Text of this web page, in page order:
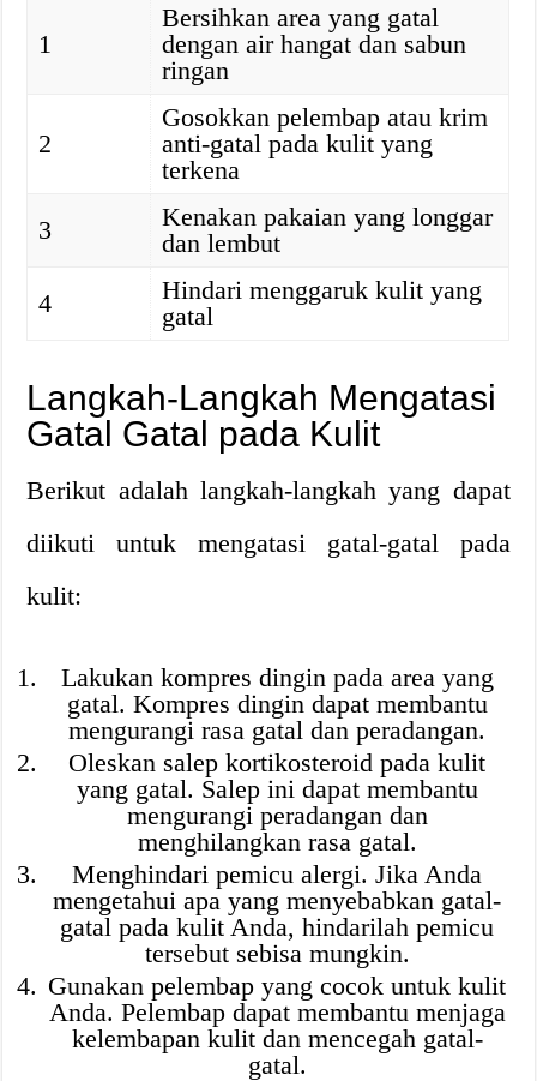
1
Bersihkan area yang gatal
dengan air hangat dan sabun
ringan
2
Gosokkan pelembap atau krim
anti-gatal pada kulit yang
terkena
3
Kenakan pakaian yang longgar
dan lembut
4
Hindari menggaruk kulit yang
gatal
Langkah-Langkah Mengatasi
Gatal Gatal pada Kulit
Berikut adalah langkah-langkah yang dapat
diikuti untuk mengatasi gatal-gatal pada
kulit:
Lakukan kompres dingin pada area yang
gatal. Kompres dingin dapat membantu
mengurangi rasa gatal dan peradangan.
Oleskan salep kortikosteroid pada kulit
yang gatal. Salep ini dapat membantu
mengurangi peradangan dan
menghilangkan rasa gatal.
Menghindari pemicu alergi. Jika Anda
mengetahui apa yang menyebabkan gatal-
gatal pada kulit Anda, hindarilah pemicu
tersebut sebisa mungkin.
Gunakan pelembap yang cocok untuk kulit
Anda. Pelembap dapat membantu menjaga
kelembapan kulit dan mencegah gatal-
gatal.